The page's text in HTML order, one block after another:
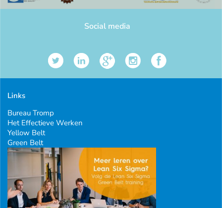
Social media
Links
Bureau Tromp
Het Effectieve Werken
Yellow Belt
Green Belt